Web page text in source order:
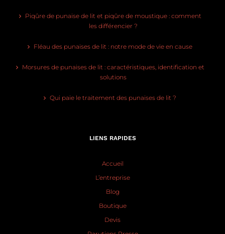
Piqûre de punaise de lit et piqûre de moustique : comment
les différencier ?
Fléau des punaises de lit : notre mode de vie en cause
Morsures de punaises de lit : caractéristiques, identification et
solutions
Qui paie le traitement des punaises de lit ?
LIENS RAPIDES
Accueil
L’entreprise
Blog
Boutique
Devis